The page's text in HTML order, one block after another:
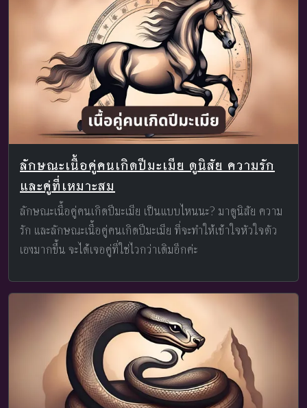
ลักษณะเนื้อคู่คนเกิดปีมะเมีย ดูนิสัย ความรัก
และคู่ที่เหมาะสม
ลักษณะเนื้อคู่คนเกิดปีมะเมีย เป็นแบบไหนนะ? มาดูนิสัย ความ
รัก และลักษณะเนื้อคู่คนเกิดปีมะเมีย ที่จะทำให้เข้าใจหัวใจตัว
เองมากขึ้น จะได้เจอคู่ที่ใช่ไวกว่าเดิมอีกค่ะ